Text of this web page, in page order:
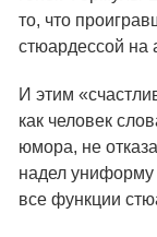
то, что
стюардессой
И этим
как человек
юмора, не
надел
все функции